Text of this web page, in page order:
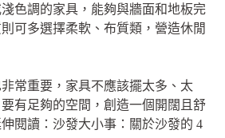
色調的家具，能夠與牆面和地板完
可多選擇柔軟、布質類，營造休閒
常重要，家具不應該擺太多、太
有足夠的空間，創造一個開闊且舒
閱讀：沙發大小事：關於沙發的 4